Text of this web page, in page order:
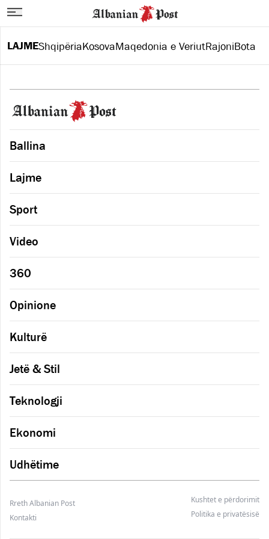
LAJMEShqipëriaKosovaMaqedonia e VeriutRajoniBota
Ballina
Lajme
Sport
Video
360
Opinione
Kulturë
Jetë & Stil
Teknologji
Ekonomi
Udhëtime
Rreth Albanian Post
Kushtet e përdorimit
Kontakti
Politika e privatësisë